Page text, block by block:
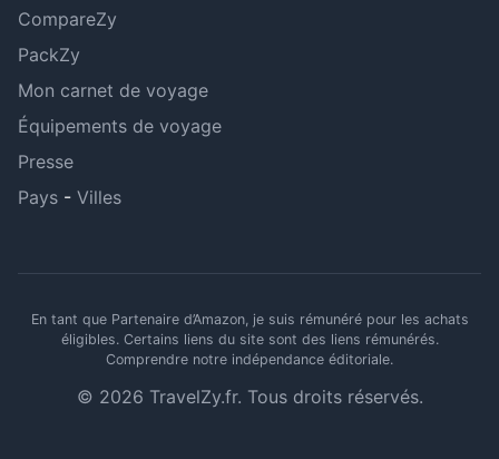
CompareZy
PackZy
Mon carnet de voyage
Équipements de voyage
Presse
Pays - Villes
En tant que Partenaire d’Amazon, je suis rémunéré pour les achats
éligibles. Certains liens du site sont des liens rémunérés.
Comprendre notre indépendance éditoriale.
© 2026 TravelZy.fr. Tous droits réservés.